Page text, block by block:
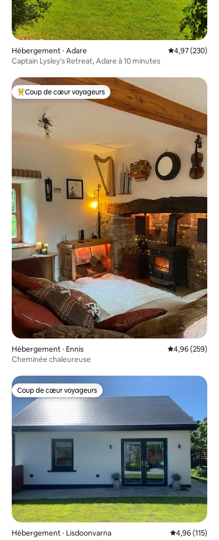
Hébergement ⋅ Adare Évaluation
4,97 (230)
Captain Lysley's Retreat, Adare à 10 minutes
Coups de cœur voyageurs les plus appréciés
Coup de cœur voyageurs
Hébergement ⋅ Ennis Évaluation
4,96 (259)
Cheminée chaleureuse
Coup de cœur voyageurs
Coup de cœur voyageurs
Hébergement ⋅ Lisdoonvarna Évaluation
4,96 (115)